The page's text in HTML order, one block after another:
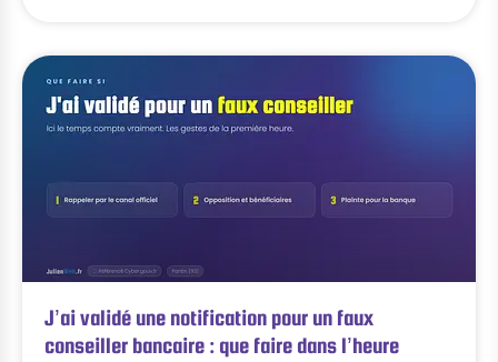
J’ai validé une notification pour un faux
conseiller bancaire : que faire dans l’heure